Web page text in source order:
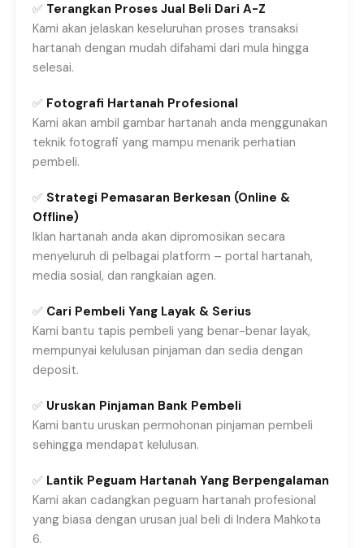
✅ Terangkan Proses Jual Beli Dari A-Z
Kami akan jelaskan keseluruhan proses transaksi
hartanah dengan mudah difahami dari mula hingga
selesai.
✅ Fotografi Hartanah Profesional
Kami akan ambil gambar hartanah anda menggunakan
teknik fotografi yang mampu menarik perhatian
pembeli.
✅ Strategi Pemasaran Berkesan (Online &
Offline)
Iklan hartanah anda akan dipromosikan secara
menyeluruh di pelbagai platform – portal hartanah,
media sosial, dan rangkaian agen.
✅ Cari Pembeli Yang Layak & Serius
Kami bantu tapis pembeli yang benar-benar layak,
mempunyai kelulusan pinjaman dan sedia dengan
deposit.
✅ Uruskan Pinjaman Bank Pembeli
Kami bantu uruskan permohonan pinjaman pembeli
sehingga mendapat kelulusan.
✅ Lantik Peguam Hartanah Yang Berpengalaman
Kami akan cadangkan peguam hartanah profesional
yang biasa dengan urusan jual beli di Indera Mahkota
6.